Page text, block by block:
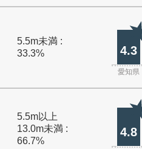
5.5m未満 :
33.3%
4.3
愛知県
5.5m以上
13.0m未満 :
66.7%
4.8